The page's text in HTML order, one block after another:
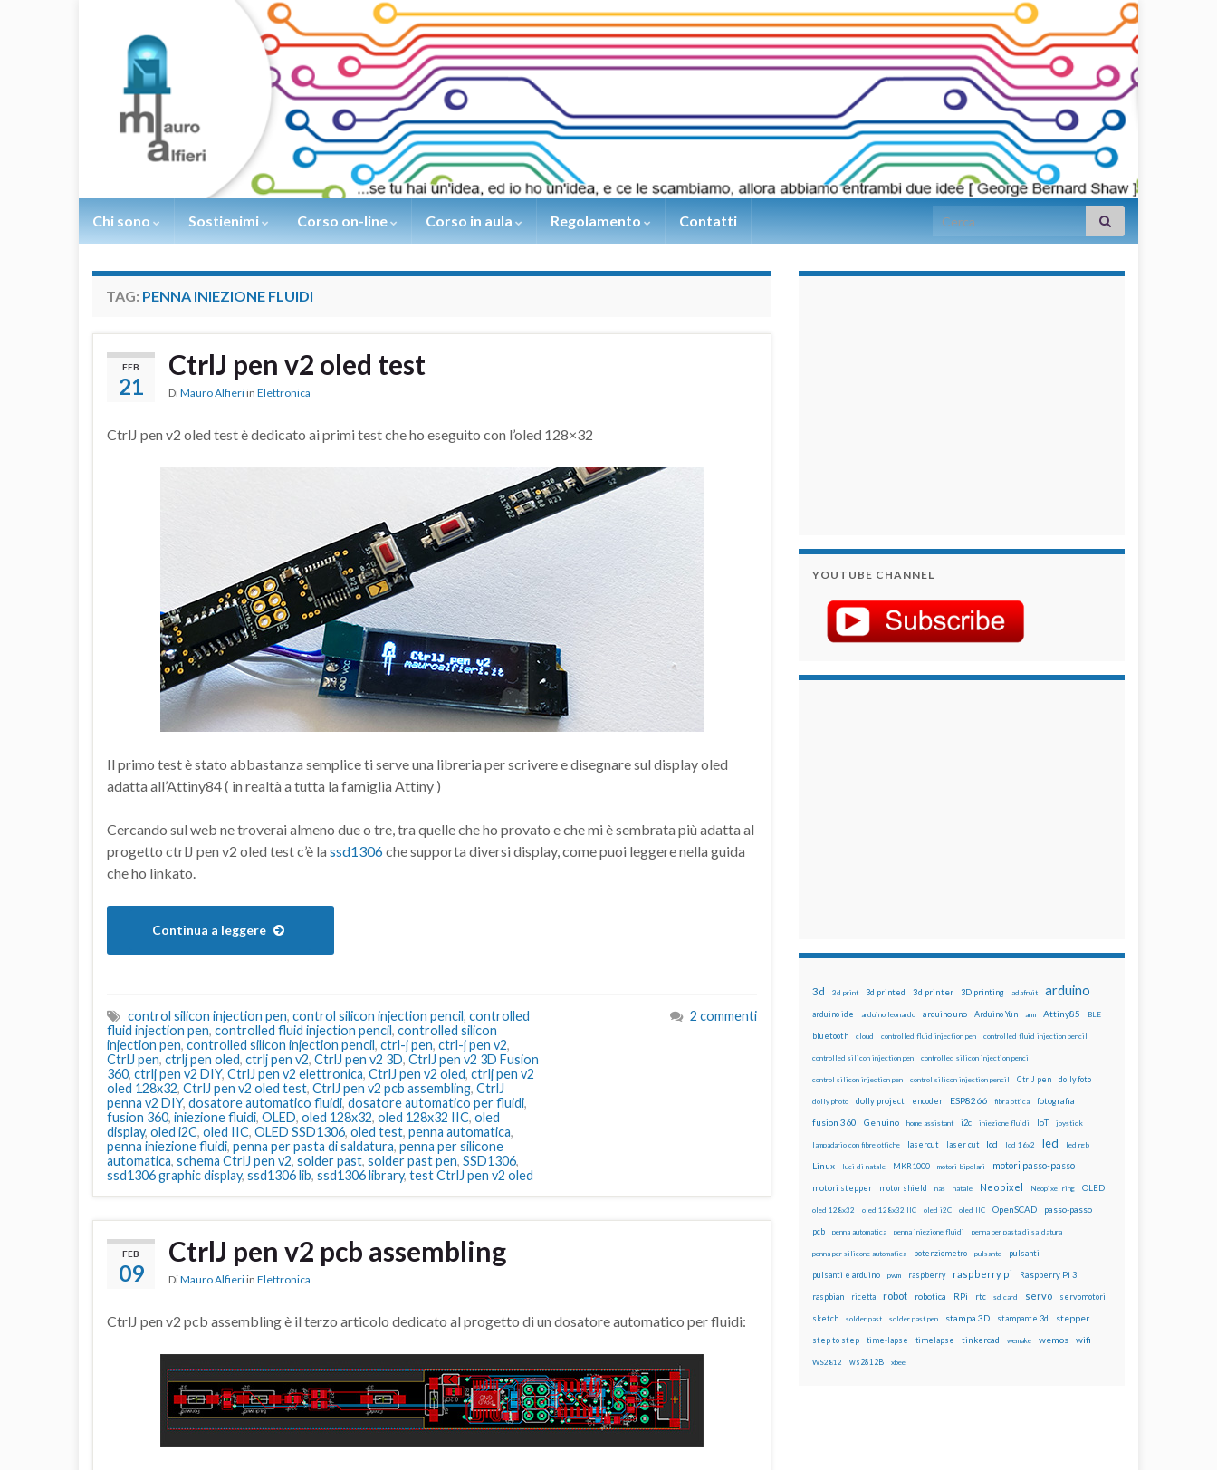
Chi sono Sostienimi Corso on-line Corso in aula Regolamento Contatti Search for:
TAG: PENNA INIEZIONE FLUIDI
FEB
21
CtrlJ pen v2 oled test
DiMauro Alfieri in Elettronica
CtrlJ pen v2 oled test è dedicato ai primi test che ho eseguito con l’oled 128×32
Il primo test è stato abbastanza semplice ti serve una libreria per scrivere e disegnare sul display oled
adatta all’Attiny84 ( in realtà a tutta la famiglia Attiny )
Cercando sul web ne troverai almeno due o tre, tra quelle che ho provato e che mi è sembrata più adatta al
progetto ctrlJ pen v2 oled test c’è la ssd1306che supporta diversi display, come puoi leggere nella guida
che ho linkato.
Continua a leggere
control silicon injection pen, control silicon injection pencil, controlled
fluid injection pen, controlled fluid injection pencil, controlled silicon
injection pen, controlled silicon injection pencil, ctrl-j pen, ctrl-j pen v2,
CtrlJ pen, ctrlj pen oled, ctrlj pen v2, CtrlJ pen v2 3D, CtrlJ pen v2 3D Fusion
360, ctrlj pen v2 DIY, CtrlJ pen v2 elettronica, CtrlJ pen v2 oled, ctrlj pen v2
oled 128x32, CtrlJ pen v2 oled test, CtrlJ pen v2 pcb assembling, CtrlJ
penna v2 DIY, dosatore automatico fluidi, dosatore automatico per fluidi,
fusion 360, iniezione fluidi, OLED, oled 128x32, oled 128x32 IIC, oled
display, oled i2C, oled IIC, OLED SSD1306, oled test, penna automatica,
penna iniezione fluidi, penna per pasta di saldatura, penna per silicone
automatica, schema CtrlJ pen v2, solder past, solder past pen, SSD1306,
ssd1306 graphic display, ssd1306 lib, ssd1306 library, test CtrlJ pen v2 oled
2 commenti
FEB
09
CtrlJ pen v2 pcb assembling
DiMauro Alfieri in Elettronica
CtrlJ pen v2 pcb assembling è il terzo articolo dedicato al progetto di un dosatore automatico per fluidi:
YOUTUBE CHANNEL
3d 3d print 3d printed 3d printer 3D printing adafruit arduino
arduino ide arduino leonardo arduino uno Arduino Yún arm Attiny85 BLE
bluetooth cloud controlled fluid injection pen controlled fluid injection pencil
controlled silicon injection pen controlled silicon injection pencil
control silicon injection pen control silicon injection pencil CtrlJ pen dolly foto
dolly photo dolly project encoder ESP8266 fibra ottica fotografia
fusion 360 Genuino home assistant i2c iniezione fluidi IoT joystick
lampadario con fibre ottiche lasercut laser cut lcd lcd 16x2 led led rgb
Linux luci di natale MKR1000 motori bipolari motori passo-passo
motori stepper motor shield nas natale Neopixel Neopixel ring OLED
oled 128x32 oled 128x32 IIC oled i2C oled IIC OpenSCAD passo-passo
pcb penna automatica penna iniezione fluidi penna per pasta di saldatura
penna per silicone automatica potenziometro pulsante pulsanti
pulsanti e arduino pwm raspberry raspberry pi Raspberry Pi 3
raspbian ricetta robot robotica RPi rtc sd card servo servomotori
sketch solder past solder past pen stampa 3D stampante 3d stepper
step to step time-lapse timelapse tinkercad wemake wemos wifi
WS2812 ws2812B xbee